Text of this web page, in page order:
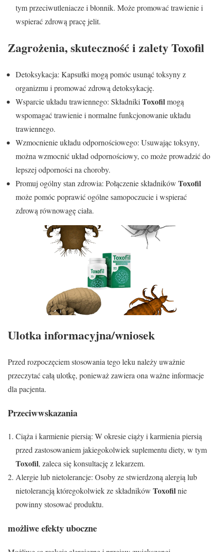
tym przeciwutleniacze i błonnik. Może promować trawienie i
wspierać zdrową pracę jelit.
Zagrożenia, skuteczność i zaletyToxofil
Detoksykacja: Kapsułki mogą pomóc usunąć toksyny z
organizmu i promować zdrową detoksykację.
Wsparcie układu trawiennego: SkładnikiToxofilmogą
wspomagać trawienie i normalne funkcjonowanie układu
trawiennego.
Wzmocnienie układu odpornościowego: Usuwając toksyny,
można wzmocnić układ odpornościowy, co może prowadzić do
lepszej odporności na choroby.
Promuj ogólny stan zdrowia: Połączenie składników Toxofil
może pomóc poprawić ogólne samopoczucie i wspierać
zdrową równowagę ciała.
Ulotka informacyjna/wniosek
Przed rozpoczęciem stosowania tego leku należy uważnie
przeczytać całą ulotkę, ponieważ zawiera ona ważne informacje
dla pacjenta.
Przeciwwskazania
Ciąża i karmienie piersią: W okresie ciąży i karmienia piersią
przed zastosowaniem jakiegokolwiek suplementu diety, w tym
Toxofil, zaleca się konsultację z lekarzem.
Alergie lub nietolerancje: Osoby ze stwierdzoną alergią lub
nietolerancją któregokolwiek ze składników Toxofilnie
powinny stosować produktu.
możliwe efekty uboczne